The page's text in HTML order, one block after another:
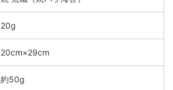
20g
20cm×29cm
約50g